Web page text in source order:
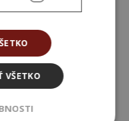
a oleje na telo
Glycolu sa pohybuje
typu produktu a
zmesiach sa môže
Jekompatibilný s
VŠETKO